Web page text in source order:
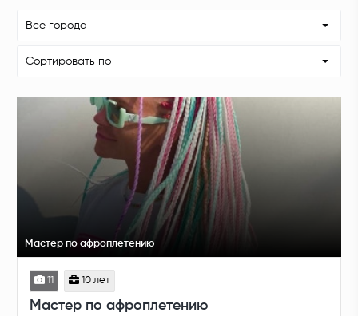
Все города
Сортировать по
Мастер по афроплетению
11 10 лет
Мастер по афроплетению